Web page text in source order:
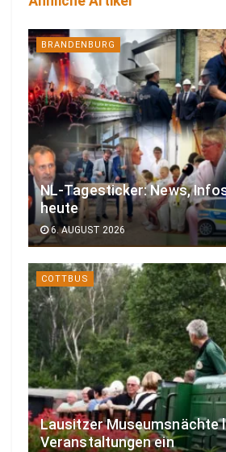
BRANDENBURG
NL-Tagesticker: News,
heute
6. AUGUST 2026
COTTBUS
Lausitzer Museumsnächte
Veranstaltungen ein